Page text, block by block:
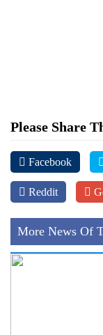
Please Share
Facebook
Reddit
More News Of